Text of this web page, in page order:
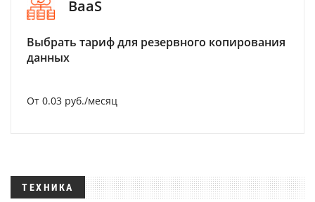
BaaS
Выбрать тариф для резервного копирования
данных
От 0.03 руб./месяц
ТЕХНИКА